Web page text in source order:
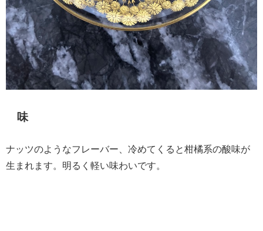
味
ナッツのようなフレーバー、冷めてくると柑橘系の酸味が
生まれます。明るく軽い味わいです。